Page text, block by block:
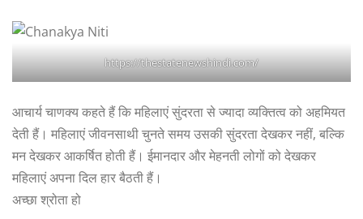
https://thestatenewshindi.com/
आचार्य चाणक्य कहते हैं कि महिलाएं सुंदरता से ज्यादा व्यक्तित्व को अहमियत
देती हैं। महिलाएं जीवनसाथी चुनते समय उसकी सुंदरता देखकर नहीं, बल्कि
मन देखकर आकर्षित होती हैं। ईमानदार और मेहनती लोगों को देखकर
महिलाएं अपना दिल हार बैठती हैं।
अच्छा श्रोता हो